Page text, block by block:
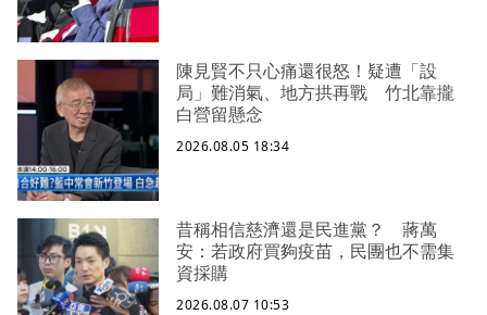
陳見賢不只心痛還很怒！疑遭「設
局」難消氣、地方拱再戰 竹北靠攏
白營留懸念
2026.08.05 18:34
昔稱相信慈濟還是民進黨？ 蔣萬
安：若政府買夠疫苗，民團也不需集
資採購
2026.08.07 10:53